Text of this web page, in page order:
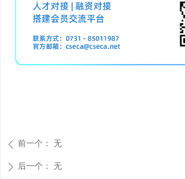
ꄴ 前一个： 无
ꄲ 后一个： 无